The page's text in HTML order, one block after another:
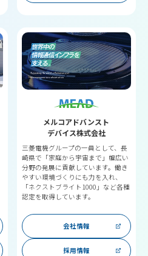
メルコアドバンスト
デバイス株式会社
三菱電機グループの一員として、長
崎県で「家庭から宇宙まで」幅広い
分野の発展に貢献しています。働き
やすい環境づくりにも力を入れ、
「ネクストブライト1000」など各種
認定を取得しています。
会社情報
採用情報